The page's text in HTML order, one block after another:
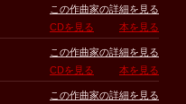
この作曲家の詳細を見る
CDを見る
本を見る
この作曲家の詳細を見る
CDを見る
本を見る
この作曲家の詳細を見る